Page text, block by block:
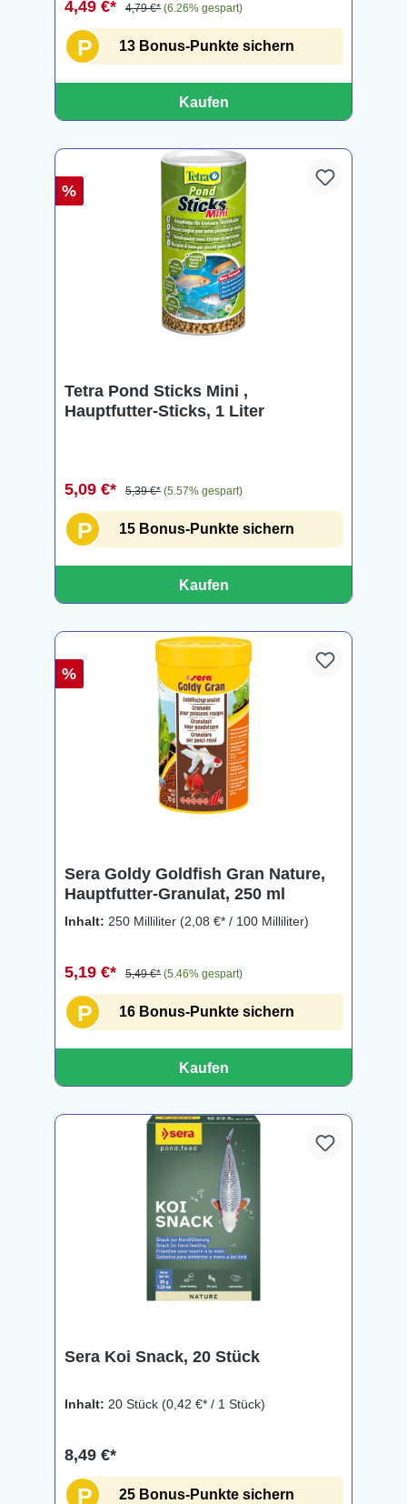
4,49 €* 4,79 €* (6.26% gespart)
P 13 Bonus-Punkte sichern
Kaufen
%
Tetra Pond Sticks Mini ,
Hauptfutter-Sticks, 1 Liter
5,09 €* 5,39 €* (5.57% gespart)
P 15 Bonus-Punkte sichern
Kaufen
%
Sera Goldy Goldfish Gran Nature,
Hauptfutter-Granulat, 250 ml
Inhalt: 250 Milliliter (2,08 €* / 100 Milliliter)
5,19 €* 5,49 €* (5.46% gespart)
P 16 Bonus-Punkte sichern
Kaufen
Sera Koi Snack, 20 Stück
Inhalt: 20 Stück (0,42 €* / 1 Stück)
8,49 €*
P 25 Bonus-Punkte sichern